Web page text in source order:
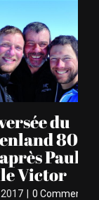
du
80
Paul-
| 0 Commentaire